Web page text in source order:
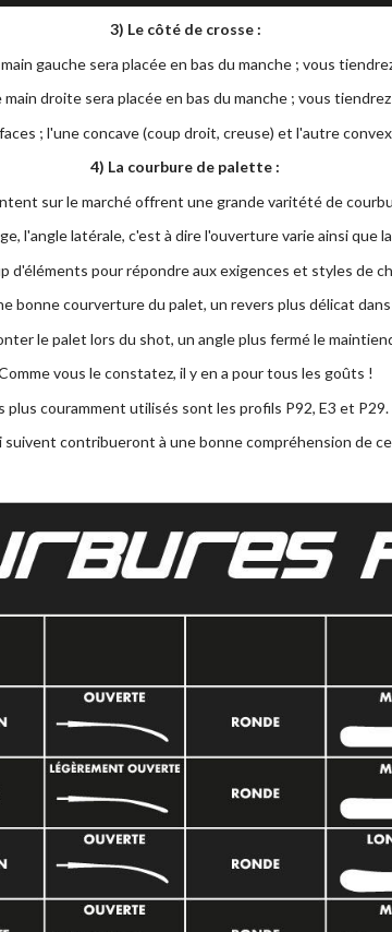
3) Le côté de crosse :
gauche sera placée en bas du manche ; vous
droite sera placée en bas du manche ; vous
; l'une concave (coup droit, creuse) et l'autre
4) La courbure de palette :
sur le marché offrent une grande varitété de
l'angle latérale, c'est à dire l'ouverture varie ainsi que
d'éléments pour répondre aux exigences et styles de
bonne courverture du palet, un revers plus délicat
le palet lors du shot, un angle plus fermé le
vous le constatez, il y en a pour tous les goûts !
plus couramment utilisés sont les profils P92, E3 et P29.
suivent contribueront à une bonne compréhension de